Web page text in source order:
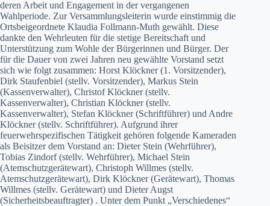
deren Arbeit und Engagement in der vergangenen
Wahlperiode. Zur Versammlungsleiterin wurde einstimmig die
Ortsbeigeordnete Klaudia Follmann-Muth gewählt. Diese
dankte den Wehrleuten für die stetige Bereitschaft und
Unterstützung zum Wohle der Bürgerinnen und Bürger. Der
für die Dauer von zwei Jahren neu gewählte Vorstand setzt
sich wie folgt zusammen: Horst Klöckner (1. Vorsitzender),
Dirk Staufenbiel (stellv. Vorsitzender), Markus Stein
(Kassenverwalter), Christof Klöckner (stellv.
Kassenverwalter), Christian Klöckner (stellv.
Kassenverwalter), Stefan Klöckner (Schriftführer) und Andre
Klöckner (stellv. Schriftführer). Aufgrund ihrer
feuerwehrspezifischen Tätigkeit gehören folgende Kameraden
als Beisitzer dem Vorstand an: Dieter Stein (Wehrführer),
Tobias Zindorf (stellv. Wehrführer), Michael Stein
(Atemschutzgerätewart), Christoph Willmes (stellv.
Atemschutzgerätewart), Dirk Klöckner (Gerätewart), Thomas
Willmes (stellv. Gerätewart) und Dieter Augst
(Sicherheitsbeauftragter) . Unter dem Punkt „Verschiedenes“